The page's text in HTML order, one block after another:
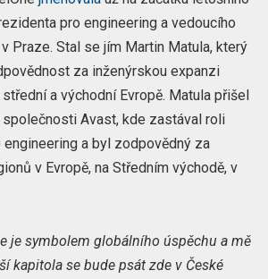
pro engineering a vedoucího
Praze. Stal se jím Martin Matula, který
za inženýrskou expanzi
a východní Evropě. Matula přišel
Avast, kde zastával roli
a byl zodpovědný za
v Evropě, na Středním východě, v
je symbolem globálního úspěchu a mě
kapitola se bude psát zde v České